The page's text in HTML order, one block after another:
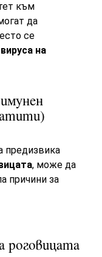
към
да
се
вируса на
предизвика
, може да
причини за
роговицата